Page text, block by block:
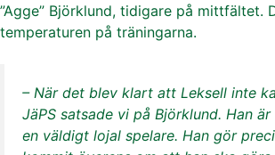
”Agge” Björklund, tidigare på mittfältet.
temperaturen på träningarna.
– När det blev klart att Leksell inte
JäPS satsade vi på Björklund. Han
en väldigt lojal spelare. Han gör